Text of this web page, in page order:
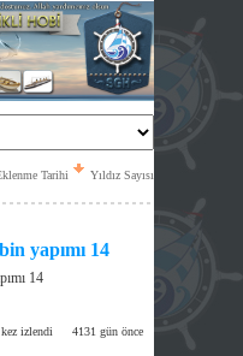
Tarihi Yıldız Sayısı
yapımı 14
14
izlendi 4131 gün önce